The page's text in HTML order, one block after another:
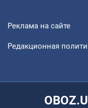
Реклама на сайте
Редакционная